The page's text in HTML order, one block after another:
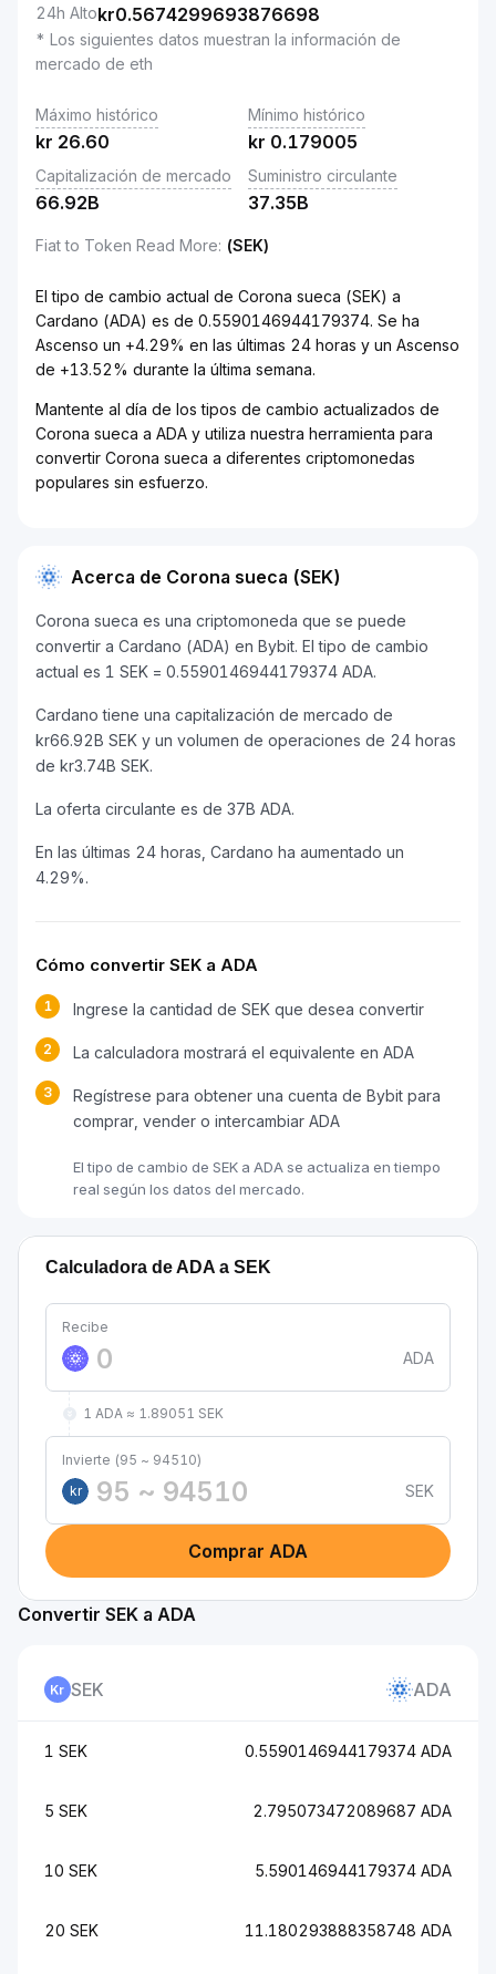
24h Altokr0.5674299693876698
* Los siguientes datos muestran la información de
mercado de eth
Máximo histórico
kr 26.60
Mínimo histórico
kr 0.179005
Capitalización de mercado
66.92B
Suministro circulante
37.35B
Fiat to Token Read More: (SEK)
El tipo de cambio actual de Corona sueca (SEK) a
Cardano (ADA) es de 0.5590146944179374. Se ha
Ascenso un +4.29% en las últimas 24 horas y un Ascenso
de +13.52% durante la última semana.
Mantente al día de los tipos de cambio actualizados de
Corona sueca a ADA y utiliza nuestra herramienta para
convertir Corona sueca a diferentes criptomonedas
populares sin esfuerzo.
Acerca de Corona sueca (SEK)
Corona sueca es una criptomoneda que se puede
convertir a Cardano (ADA) en Bybit. El tipo de cambio
actual es 1 SEK = 0.5590146944179374 ADA.
Cardano tiene una capitalización de mercado de
kr66.92B SEK y un volumen de operaciones de 24 horas
de kr3.74B SEK.
La oferta circulante es de 37B ADA.
En las últimas 24 horas, Cardano ha aumentado un
4.29%.
Cómo convertir SEK a ADA
1 Ingrese la cantidad de SEK que desea convertir
2 La calculadora mostrará el equivalente en ADA
3
Regístrese para obtener una cuenta de Bybit para
comprar, vender o intercambiar ADA
El tipo de cambio de SEK a ADA se actualiza en tiempo
real según los datos del mercado.
Calculadora de ADA a SEK
Recibe
ADA
1 ADA ≈ 1.89051 SEK
Invierte (95 ~ 94510)
kr
SEK
Comprar ADA
Convertir SEK a ADA
SEK ADA
1 SEK 0.5590146944179374 ADA
5 SEK 2.795073472089687 ADA
10 SEK 5.590146944179374 ADA
20 SEK 11.180293888358748 ADA